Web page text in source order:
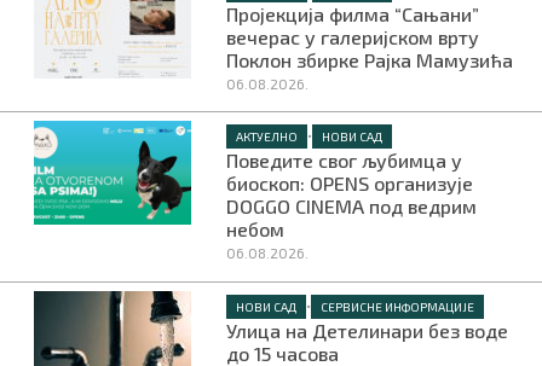
Пројекција филма “Сањани”
вечерас у галеријском врту
Поклон збирке Рајка Мамузића
06.08.2026.
АКТУЕЛНО • НОВИ САД
Поведите свог љубимца у
биоскоп: OPENS организује
DOGGO CINEMA под ведрим
небом
06.08.2026.
НОВИ САД • СЕРВИСНЕ ИНФОРМАЦИЈЕ
Улица на Детелинари без воде
до 15 часова